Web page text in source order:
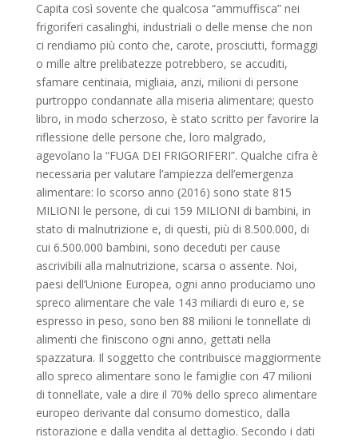
Capita così sovente che qualcosa “ammuffisca” nei
frigoriferi casalinghi, industriali o delle mense che non
ci rendiamo più conto che, carote, prosciutti, formaggi
o mille altre prelibatezze potrebbero, se accuditi,
sfamare centinaia, migliaia, anzi, milioni di persone
purtroppo condannate alla miseria alimentare; questo
libro, in modo scherzoso, è stato scritto per favorire la
riflessione delle persone che, loro malgrado,
agevolano la “FUGA DEI FRIGORIFERI”. Qualche cifra è
necessaria per valutare l’ampiezza dell’emergenza
alimentare: lo scorso anno (2016) sono state 815
MILIONI le persone, di cui 159 MILIONI di bambini, in
stato di malnutrizione e, di questi, più di 8.500.000, di
cui 6.500.000 bambini, sono deceduti per cause
ascrivibili alla malnutrizione, scarsa o assente. Noi,
paesi dell’Unione Europea, ogni anno produciamo uno
spreco alimentare che vale 143 miliardi di euro e, se
espresso in peso, sono ben 88 milioni le tonnellate di
alimenti che finiscono ogni anno, gettati nella
spazzatura. Il soggetto che contribuisce maggiormente
allo spreco alimentare sono le famiglie con 47 milioni
di tonnellate, vale a dire il 70% dello spreco alimentare
europeo derivante dal consumo domestico, dalla
ristorazione e dalla vendita al dettaglio. Secondo i dati